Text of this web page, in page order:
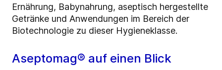
Ernährung, Babynahrung, aseptisch hergestellte
Getränke und Anwendungen im Bereich der
Biotechnologie zu dieser Hygieneklasse.
Aseptomag® auf einen Blick